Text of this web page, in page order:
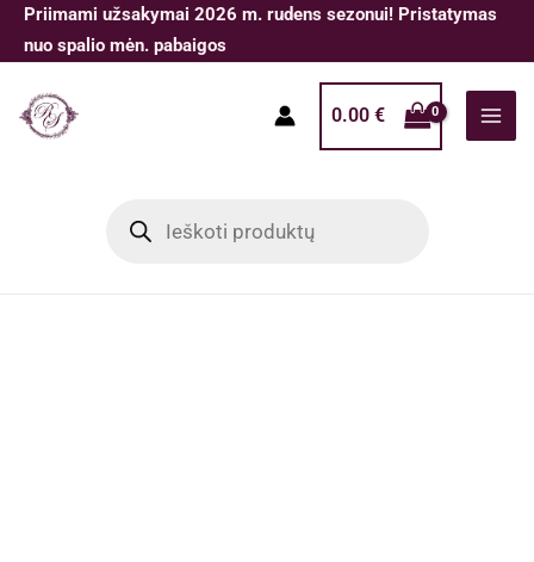
Pereiti
prie
Priimami užsakymai 2026 m. rudens sezonui! Pristatymas
nuo spalio mėn. pabaigos
0.00 €
search